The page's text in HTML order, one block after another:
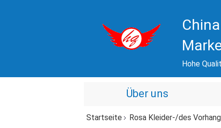
Hohe
Über uns
Startseite Rosa Kleider-/des